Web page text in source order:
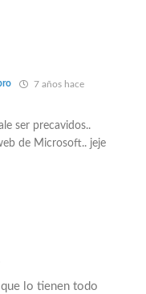
7 años hace
ser precavidos..
de Microsoft.. jeje
que lo tienen todo